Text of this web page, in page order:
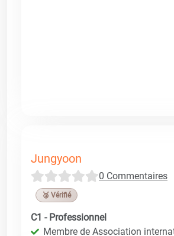
Jungyoon
0 Commentaires
🥉 Vérifié
C1 - Professionnel
Membre de Association